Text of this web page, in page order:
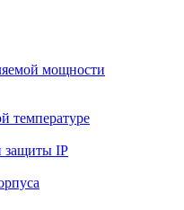
мощности
температуре
защиты IP